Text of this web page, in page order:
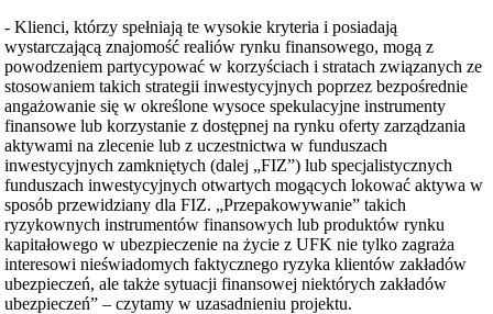
- Klienci, którzy spełniają te wysokie kryteria i posiadają
wystarczającą znajomość realiów rynku finansowego, mogą z
powodzeniem partycypować w korzyściach i stratach związanych ze
stosowaniem takich strategii inwestycyjnych poprzez bezpośrednie
angażowanie się w określone wysoce spekulacyjne instrumenty
finansowe lub korzystanie z dostępnej na rynku oferty zarządzania
aktywami na zlecenie lub z uczestnictwa w funduszach
inwestycyjnych zamkniętych (dalej „FIZ”) lub specjalistycznych
funduszach inwestycyjnych otwartych mogących lokować aktywa w
sposób przewidziany dla FIZ. „Przepakowywanie” takich
ryzykownych instrumentów finansowych lub produktów rynku
kapitałowego w ubezpieczenie na życie z UFK nie tylko zagraża
interesowi nieświadomych faktycznego ryzyka klientów zakładów
ubezpieczeń, ale także sytuacji finansowej niektórych zakładów
ubezpieczeń” – czytamy w uzasadnieniu projektu.